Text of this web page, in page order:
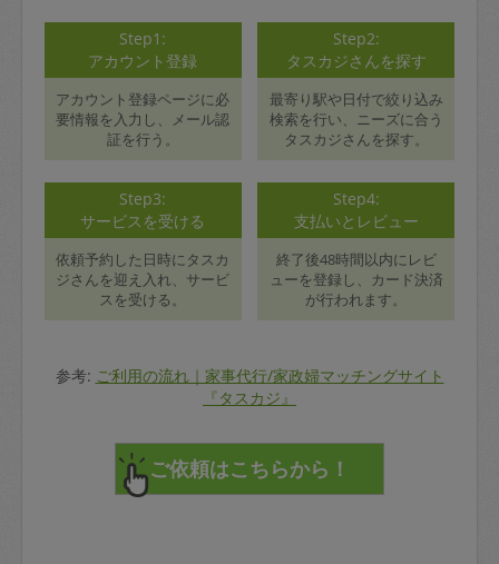
Step1:
アカウント登録
アカウント登録ページに必
要情報を入力し、メール認
証を行う。
Step2:
タスカジさんを探す
最寄り駅や日付で絞り込み
検索を行い、ニーズに合う
タスカジさんを探す。
Step3:
サービスを受ける
依頼予約した日時にタスカ
ジさんを迎え入れ、サービ
スを受ける。
Step4:
支払いとレビュー
終了後48時間以内にレビ
ューを登録し、カード決済
が行われます。
参考: ご利用の流れ｜家事代行/家政婦マッチングサイト
『タスカジ』